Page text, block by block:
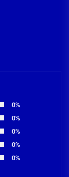
0%
0%
0%
0%
0%